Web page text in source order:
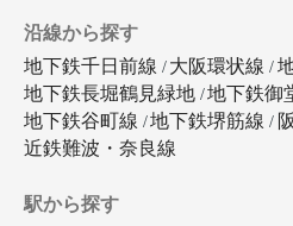
沿線から探す
地下鉄千日前線
大阪環状線
地下鉄長堀鶴見緑地
地下鉄御
地下鉄谷町線
地下鉄堺筋線
近鉄難波・奈良線
駅から探す